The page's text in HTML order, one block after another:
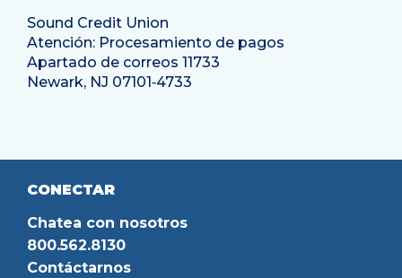
Sound Credit Union
Atención: Procesamiento de pagos
Apartado de correos 11733
Newark, NJ 07101‐4733
CONECTAR
Chatea con nosotros
800.562.8130
Contáctarnos